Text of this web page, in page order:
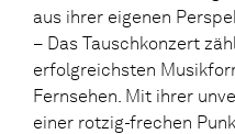
aus ihrer eigenen
– Das Tauschkonzert
erfolgreichsten
Fernsehen. Mit ihrer
einer rotzig-frechen